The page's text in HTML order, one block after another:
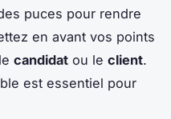
puces pour rendre
en avant vos points
candidat ou le client.
est essentiel pour